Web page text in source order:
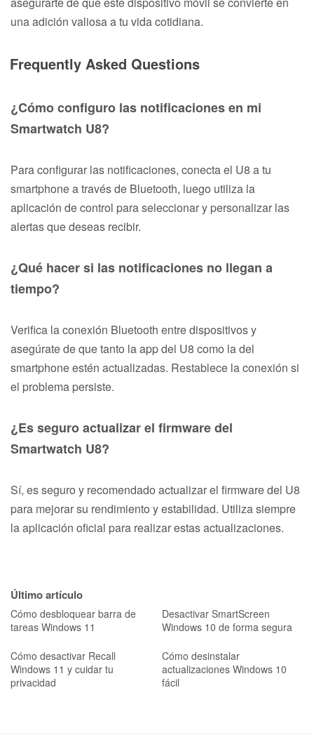
una adición valiosa a tu vida cotidiana.
Frequently Asked Questions
¿Cómo configuro las notificaciones en mi
Smartwatch U8?
Para configurar las notificaciones, conecta el U8 a tu
smartphone a través de Bluetooth, luego utiliza la
aplicación de control para seleccionar y personalizar las
alertas que deseas recibir.
¿Qué hacer si las notificaciones no llegan a
tiempo?
Verifica la conexión Bluetooth entre dispositivos y
asegúrate de que tanto la app del U8 como la del
smartphone estén actualizadas. Restablece la conexión si
el problema persiste.
¿Es seguro actualizar el firmware del
Smartwatch U8?
Sí, es seguro y recomendado actualizar el firmware del U8
para mejorar su rendimiento y estabilidad. Utiliza siempre
la aplicación oficial para realizar estas actualizaciones.
Último artículo
Cómo desbloquear barra de
tareas Windows 11
Desactivar SmartScreen
Windows 10 de forma segura
Cómo desactivar Recall
Windows 11 y cuidar tu
privacidad
Cómo desinstalar
actualizaciones Windows 10
fácil